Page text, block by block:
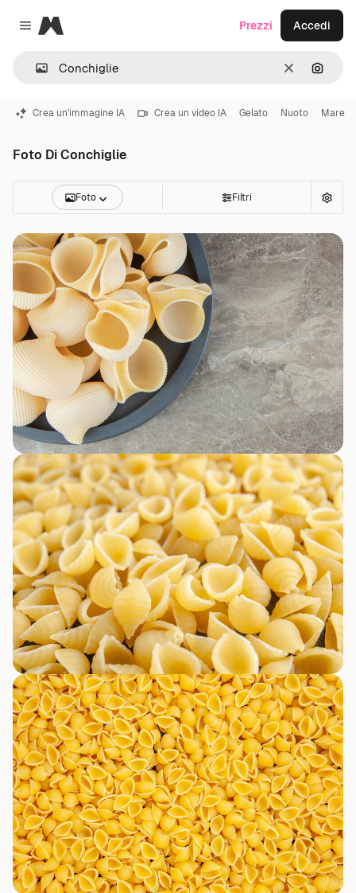
Close menu
Magnific
CancellaCerca
Prezzi Accedi
Crea un'immagine IA Crea un video IA Gelato Nuoto Mare
Foto Di Conchiglie
Foto Filtri